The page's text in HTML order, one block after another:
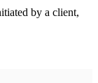
by a client,